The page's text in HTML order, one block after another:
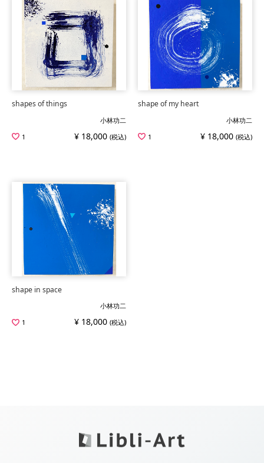
shapes of things
小林功二
1
¥ 18,000 (税込)
shape of my heart
小林功二
1
¥ 18,000 (税込)
shape in space
小林功二
1
¥ 18,000 (税込)